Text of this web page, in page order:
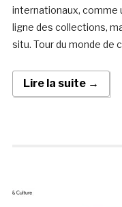
internationaux, comme
ligne des collections,
situ. Tour du monde de
Lire la suite →